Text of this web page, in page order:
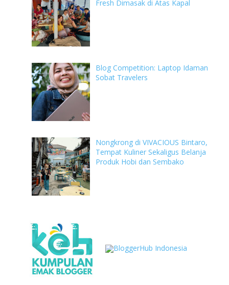
Fresh Dimasak di Atas Kapal
Blog Competition: Laptop Idaman
Sobat Travelers
Nongkrong di VIVACIOUS Bintaro,
Tempat Kuliner Sekaligus Belanja
Produk Hobi dan Sembako